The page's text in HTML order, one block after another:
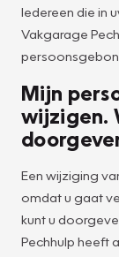
Iedereen die in
Vakgarage
Mijn
wijzigen.
Een wijziging
omdat u gaat
kunt u
Pechhulp heeft